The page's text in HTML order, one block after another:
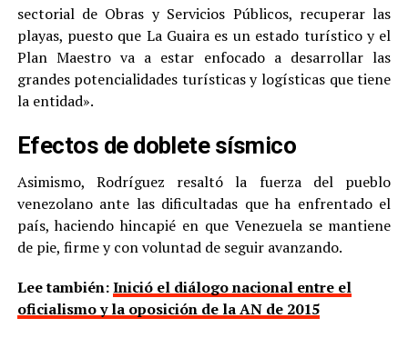
sectorial de Obras y Servicios Públicos, recuperar las
playas, puesto que La Guaira es un estado turístico y el
Plan Maestro va a estar enfocado a desarrollar las
grandes potencialidades turísticas y logísticas que tiene
la entidad».
Efectos de doblete sísmico
Asimismo, Rodríguez resaltó la fuerza del pueblo
venezolano ante las dificultadas que ha enfrentado el
país, haciendo hincapié en que Venezuela se mantiene
de pie, firme y con voluntad de seguir avanzando.
Lee también:Inició el diálogo nacional entre el
oficialismo y la oposición de la AN de 2015